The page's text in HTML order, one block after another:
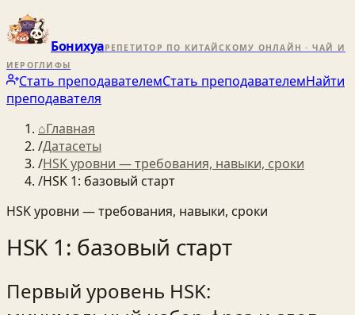
БонихуаРЕПЕТИТОР ПО КИТАЙСКОМУ ОНЛАЙН · ЧАЙ И
ИЕРОГЛИФЫ
Стать преподавателемСтать преподавателемНайти
преподавателя
⌂Главная
/Датасеты
/HSK уровни — требования, навыки, сроки
/HSK 1: базовый старт
HSK уровни — требования, навыки, сроки
HSK 1: базовый старт
Первый уровень HSK: